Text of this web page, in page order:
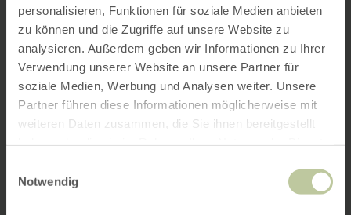
personalisieren, Funktionen für soziale Medien anbieten
zu können und die Zugriffe auf unsere Website zu
analysieren. Außerdem geben wir Informationen zu Ihrer
Verwendung unserer Website an unsere Partner für
soziale Medien, Werbung und Analysen weiter. Unsere
Partner führen diese Informationen möglicherweise mit
weiteren Daten zusammen, die Sie ihnen bereitgestellt
Notwendig